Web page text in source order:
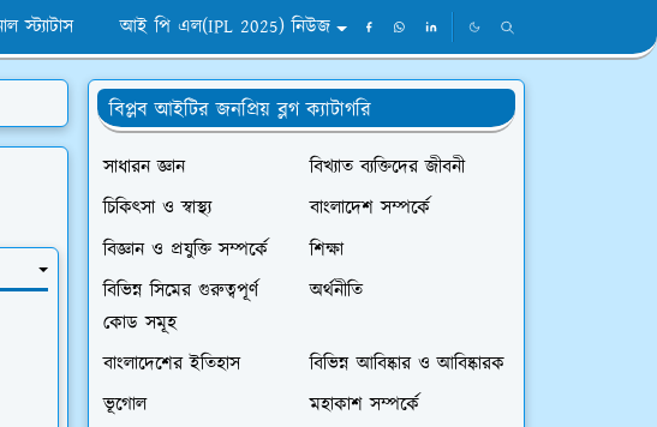
স্ট্যাটাস আই পি এল(IPL 2025) নিউজ
বিপ্লব আইটির জনপ্রিয় ব্লগ ক্যাটাগরি
সাধারন জ্ঞান
বিখ্যাত ব্যক্তিদের জীবনী
চিকিৎসা ও স্বাস্থ্য
বাংলাদেশ সম্পর্কে
বিজ্ঞান ও প্রযুক্তি সম্পর্কে
শিক্ষা
বিভিন্ন সিমের গুরুত্বপূর্ণ
কোড সমূহ
অর্থনীতি
বাংলাদেশের ইতিহাস
বিভিন্ন আবিষ্কার ও আবিষ্কারক
ভূগোল
মহাকাশ সম্পর্কে